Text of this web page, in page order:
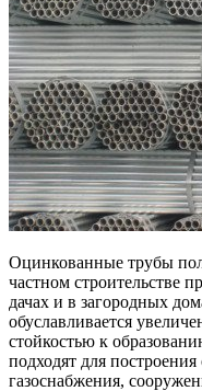
Оцинкованные трубы
частном строительстве
дачах и в загородных
обуславливается
стойкостью к
подходят для
газоснабжения,